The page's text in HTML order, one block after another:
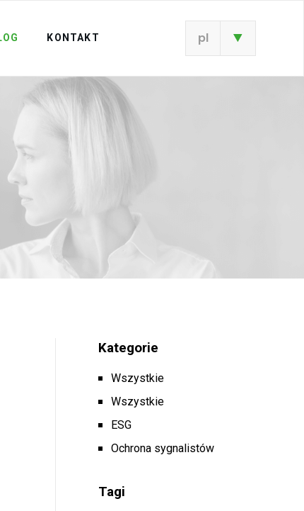
KONTAKT pl
Kategorie
Wszystkie
Wszystkie
ESG
Ochrona sygnalistów
Tagi